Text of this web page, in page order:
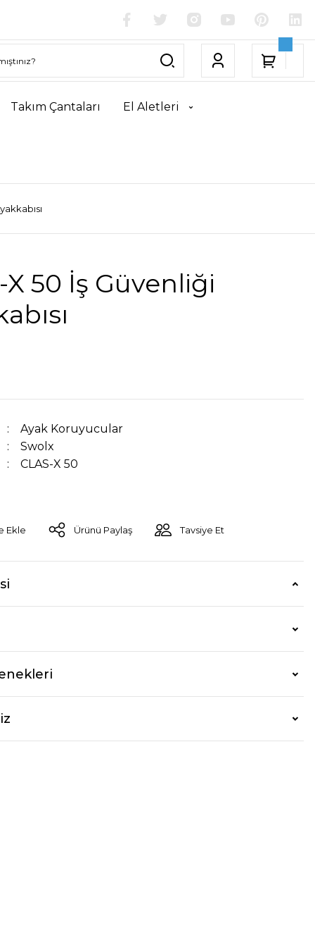
Takım Çantaları El Aletleri
X 50 İş Güvenliği
Ayak Koruyucular
Swolx
CLAS-X 50
Ürünü Paylaş Tavsiye Et